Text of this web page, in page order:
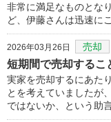
非常に満足なものとな
ど、伊藤さんは迅速に
2026年03月26日 売却
短期間で売却するこ
実家を売却するにあた
とを考えていましたが
ではないか、という助